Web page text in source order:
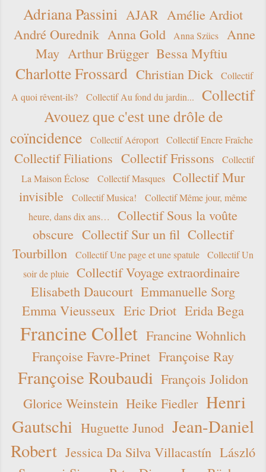
Adriana Passini AJAR Amélie Ardiot
André Ourednik Anna Gold Anna Szücs
Anne
May Arthur Brügger Bessa Myftiu
Charlotte Frossard Christian Dick
Collectif
A quoi rêvent-ils?
Collectif Au fond du jardin...
Collectif
Avouez que c'est une drôle de
coïncidence
Collectif Aéroport Collectif Encre Fraîche
Collectif Filiations Collectif Frissons
Collectif
La Maison Éclose
Collectif Masques
Collectif Mur
invisible
Collectif Musica!
Collectif Même jour, même
heure, dans dix ans…
Collectif Sous la voûte
obscure Collectif Sur un fil Collectif
Tourbillon
Collectif Une page et une spatule
Collectif Un
soir de pluie
Collectif Voyage extraordinaire
Elisabeth Daucourt Emmanuelle Sorg
Emma Vieusseux Eric Driot Erida Bega
Francine Collet Francine Wohnlich
Françoise Favre-Prinet Françoise Ray
Françoise Roubaudi François Jolidon
Glorice Weinstein Heike Fiedler Henri
Gautschi Huguette Junod Jean-Daniel
Robert Jessica Da Silva Villacastín László